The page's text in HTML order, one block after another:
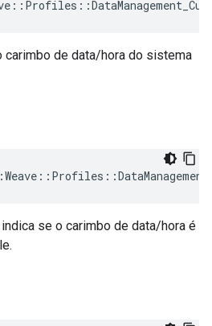
carimbo de data/hora do sistema
se o carimbo de data/hora é